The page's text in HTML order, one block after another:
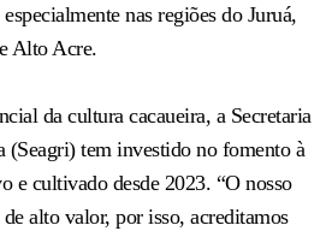
nas regiões do Juruá,
Alto Acre.
da cultura cacaueira, a Secretaria
(Seagri) tem investido no fomento à
e cultivado desde 2023. “O nosso
alto valor, por isso, acreditamos